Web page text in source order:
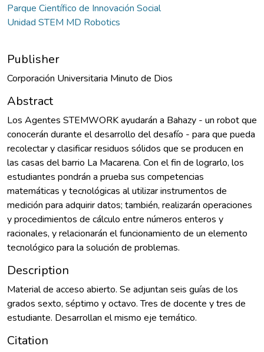
Parque Científico de Innovación Social
Unidad STEM MD Robotics
Publisher
Corporación Universitaria Minuto de Dios
Abstract
Los Agentes STEMWORK ayudarán a Bahazy - un robot que
conocerán durante el desarrollo del desafío - para que pueda
recolectar y clasificar residuos sólidos que se producen en
las casas del barrio La Macarena. Con el fin de lograrlo, los
estudiantes pondrán a prueba sus competencias
matemáticas y tecnológicas al utilizar instrumentos de
medición para adquirir datos; también, realizarán operaciones
y procedimientos de cálculo entre números enteros y
racionales, y relacionarán el funcionamiento de un elemento
tecnológico para la solución de problemas.
Description
Material de acceso abierto. Se adjuntan seis guías de los
grados sexto, séptimo y octavo. Tres de docente y tres de
estudiante. Desarrollan el mismo eje temático.
Citation